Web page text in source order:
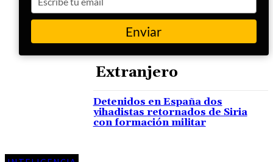
ETIQUETA
Combatiente Terrorista
Extranjero
Detenidos en España dos
yihadistas retornados de Siria
con formación militar
your
email
Enviar